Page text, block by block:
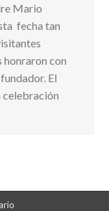
Mario
fecha tan
honraron con
El
celebración